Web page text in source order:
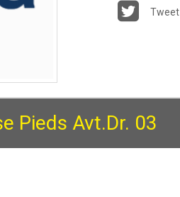
Tweet
Pieds Avt.Dr. 03